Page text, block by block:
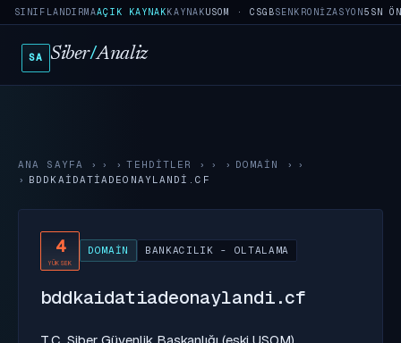
SINIFLANDIRMAAÇIK KAYNAKKAYNAKUSOM · CSGBSENKRONIZASYON5SN
SA Siber/Analiz
ANA SAYFA › TEHDITLER › DOMAIN
›
BDDKAIDATIADEONAYLANDI.CF
4
YÜKSEK
DOMAIN BANKACILIK - OLTALAMA
bddkaidatiadeonaylandi.cf
T.C. Siber Güvenlik Başkanlığı (eski USOM)